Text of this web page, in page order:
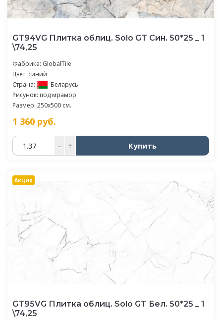
GT94VG Плитка облиц. Solo GT Син. 50*25 _ 1
\74,25
Фабрика: GlobalTile
Цвет: синий
Страна:
Беларусь
Рисунок: под мрамор
Размер: 250x500 см.
1 360 руб.
– + Купить
Акция
GT95VG Плитка облиц. Solo GT Бел. 50*25 _ 1
\74,25